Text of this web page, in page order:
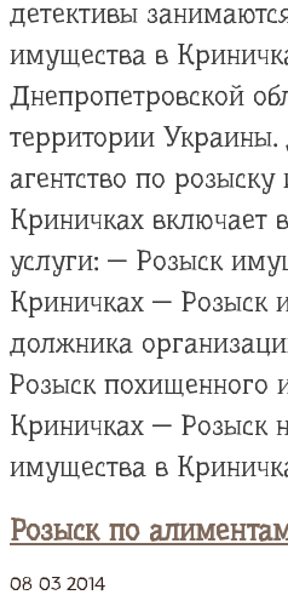
детективы
имущества в
Днепропетровской
территории Украины.
агентство по
Криничках включает
услуги: — Розыск
Криничках — Розыск
должника
Розыск похищенного
Криничках — Розыск
имущества в
Розыск по
08 03 2014